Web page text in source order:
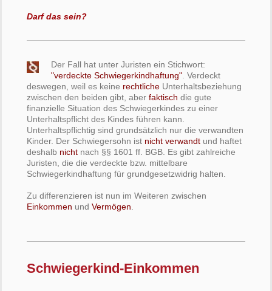
Darf das sein?
Der Fall hat unter Juristen ein Stichwort:
"verdeckte Schwiegerkindhaftung" . Verdeckt
deswegen, weil es keine rechtliche Unterhaltsbeziehung
zwischen den beiden gibt, aber faktisch die gute
finanzielle Situation des Schwiegerkindes zu einer
Unterhaltspflicht des Kindes führen kann.
Unterhaltspflichtig sind grundsätzlich nur die verwandten
Kinder. Der Schwiegersohn ist nicht verwandt und haftet
deshalb nicht nach §§ 1601 ff. BGB. Es gibt zahlreiche
Juristen, die die verdeckte bzw. mittelbare
Schwiegerkindhaftung für grundgesetzwidrig halten.
Zu differenzieren ist nun im Weiteren zwischen
Einkommen und Vermögen
Schwiegerkind-Einkommen